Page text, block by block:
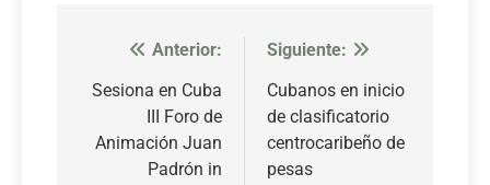
Navegación
de
entradas
Anterior:
Sesiona en Cuba
III Foro de
Animación Juan
Padrón in
Siguiente:
Cubanos en inicio
de clasificatorio
centrocaribeño de
pesas